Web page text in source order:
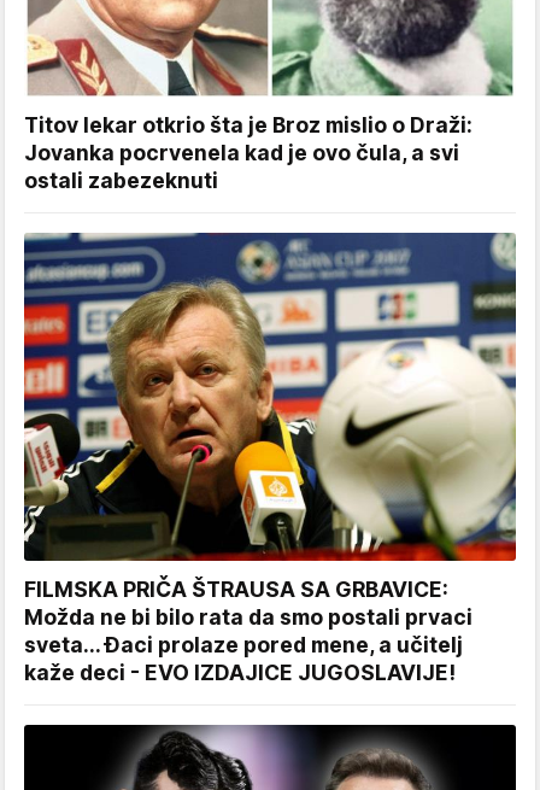
Titov lekar otkrio šta je Broz mislio o Draži:
Jovanka pocrvenela kad je ovo čula, a svi
ostali zabezeknuti
FILMSKA PRIČA ŠTRAUSA SA GRBAVICE:
Možda ne bi bilo rata da smo postali prvaci
sveta... Đaci prolaze pored mene, a učitelj
kaže deci - EVO IZDAJICE JUGOSLAVIJE!